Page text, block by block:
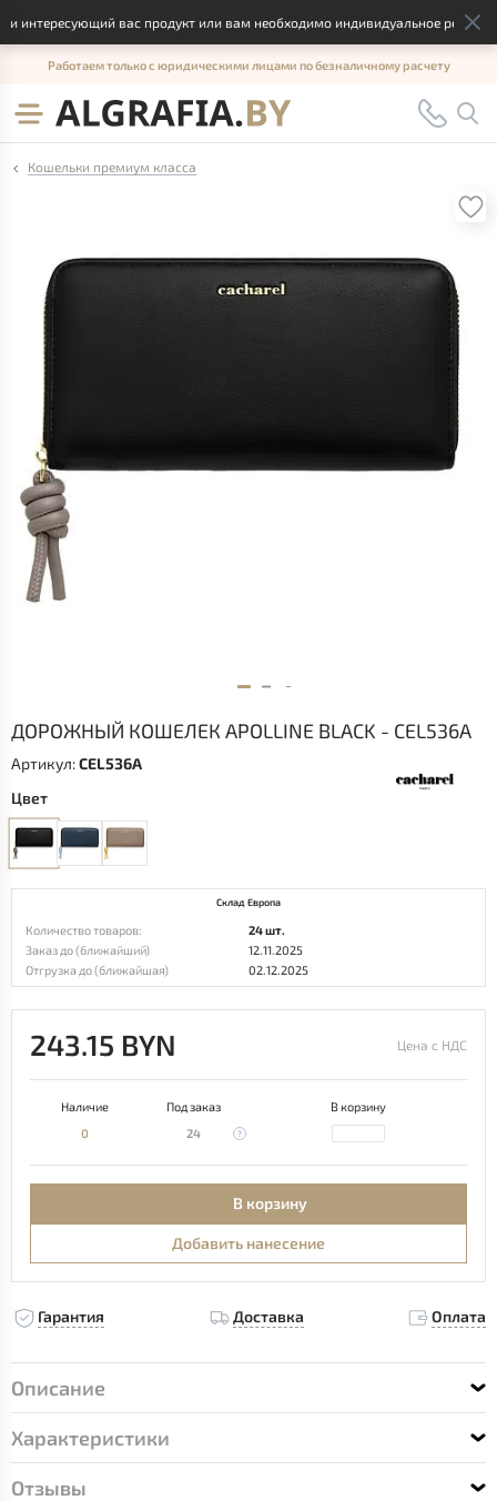
интересующий вас продукт или вам необходимо индивидуальное
Работаем только с юридическими лицами по безналичному расчету
Кошельки премиум класса
ДОРОЖНЫЙ КОШЕЛЕК APOLLINE BLACK - CEL536A
Артикул:CEL536A
Цвет
Склад Европа
Количество товаров:
24 шт.
Заказ до (ближайший)
12.11.2025
Отгрузка до (ближайшая)
02.12.2025
243.15 BYN Цена с НДС
Наличие Под заказ
В корзину
0
24
В корзину
Добавить нанесение
Гарантия Доставка Оплата
Описание
Характеристики
Отзывы